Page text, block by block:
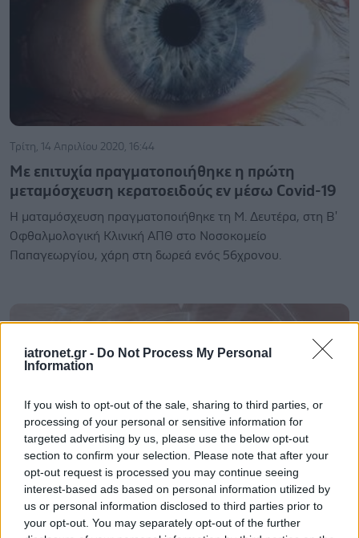
iatronet.gr - Do Not Process My Personal
Information
If you wish to opt-out of the sale, sharing to third parties, or
processing of your personal or sensitive information for
targeted advertising by us, please use the below opt-out
section to confirm your selection. Please note that after your
opt-out request is processed you may continue seeing
interest-based ads based on personal information utilized by
us or personal information disclosed to third parties prior to
your opt-out. You may separately opt-out of the further
Τρίτη, 14 Απριλίου 2020, 16:44
Με επιτυχία πραγματοποιήθηκε η πρώτη
μεταμόσχευση κερατοειδούς εν μέσω Covid-19
Η ματαμόσχευση πραγματοποιήθηκε τη Μ. Δευτέρα, στη Β'
Οφθαλμολογική Κλινική ΑΠΘ στο Νοσοκομείο
Παπαγεωργίου, χάρη στη δωρεά ενός 56χρονου.
Πέμπτη, 06 Απριλίου 2017, 12:27